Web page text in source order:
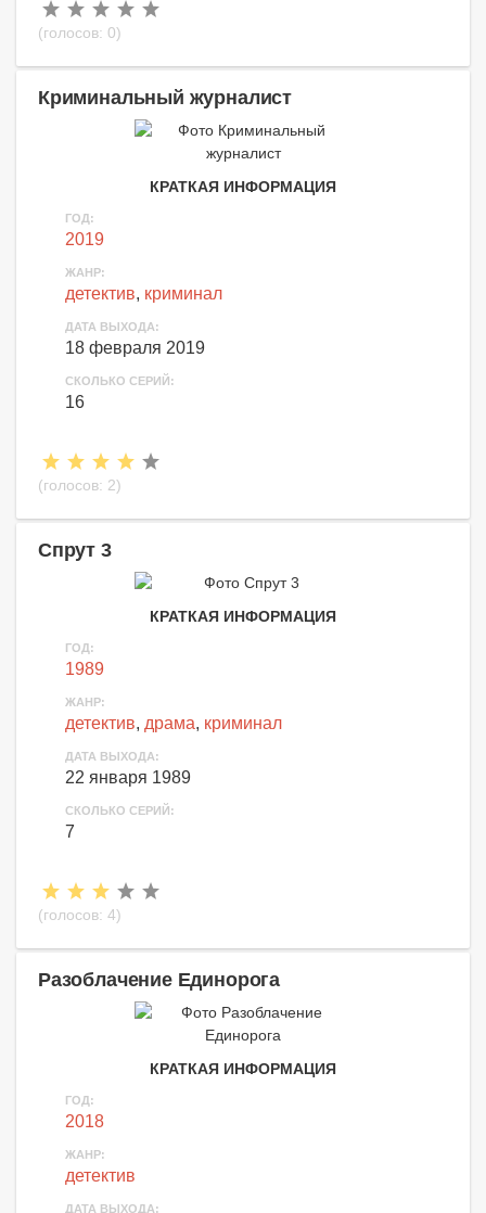
(голосов: 0)
Криминальный журналист
КРАТКАЯ ИНФОРМАЦИЯ
ГОД:
2019
ЖАНР:
детектив, криминал
ДАТА ВЫХОДА:
18 февраля 2019
СКОЛЬКО СЕРИЙ:
16
(голосов: 2)
Спрут 3
КРАТКАЯ ИНФОРМАЦИЯ
ГОД:
1989
ЖАНР:
детектив, драма, криминал
ДАТА ВЫХОДА:
22 января 1989
СКОЛЬКО СЕРИЙ:
7
(голосов: 4)
Разоблачение Единорога
КРАТКАЯ ИНФОРМАЦИЯ
ГОД:
2018
ЖАНР:
детектив
ДАТА ВЫХОДА: